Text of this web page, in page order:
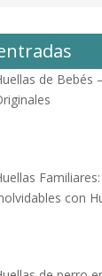
de Bebés
con